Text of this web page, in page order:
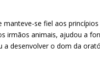
se fiel aos
irmãos animais, ajudou a
a desenvolver o dom da